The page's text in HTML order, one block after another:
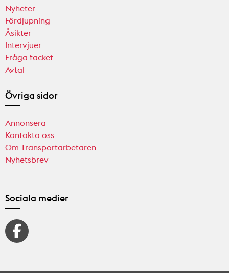
Nyheter
Fördjupning
Åsikter
Intervjuer
Fråga facket
Avtal
Övriga sidor
Annonsera
Kontakta oss
Om Transportarbetaren
Nyhetsbrev
Sociala medier